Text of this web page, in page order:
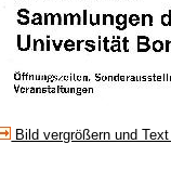
Bild vergrößern und